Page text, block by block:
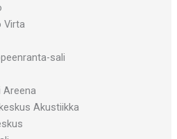
Virta
sali
Areena
Akustiikka